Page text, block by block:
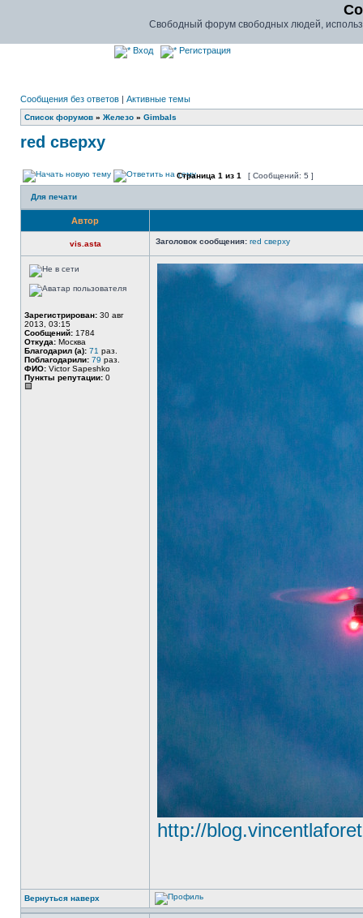
Свободный форум свободных людей,
Вход Регистрация
Сообщения без ответов | Активные темы
Список форумов » Железо » Gimbals
red сверху
Страница 1 из 1 [ Сообщений: 5 ]
Для печати
Автор
vis.asta Заголовок сообщения: red сверху
Зарегистрирован: 30 авг
2013, 03:15
Сообщений: 1784
Откуда: Москва
Благодарил (а): 71 раз.
Поблагодарили: 79 раз.
ФИО: Victor Sapeshko
Пункты репутации: 0
http://
Вернуться наверх